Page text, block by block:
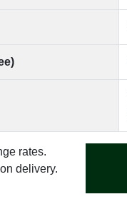
rates.
delivery.